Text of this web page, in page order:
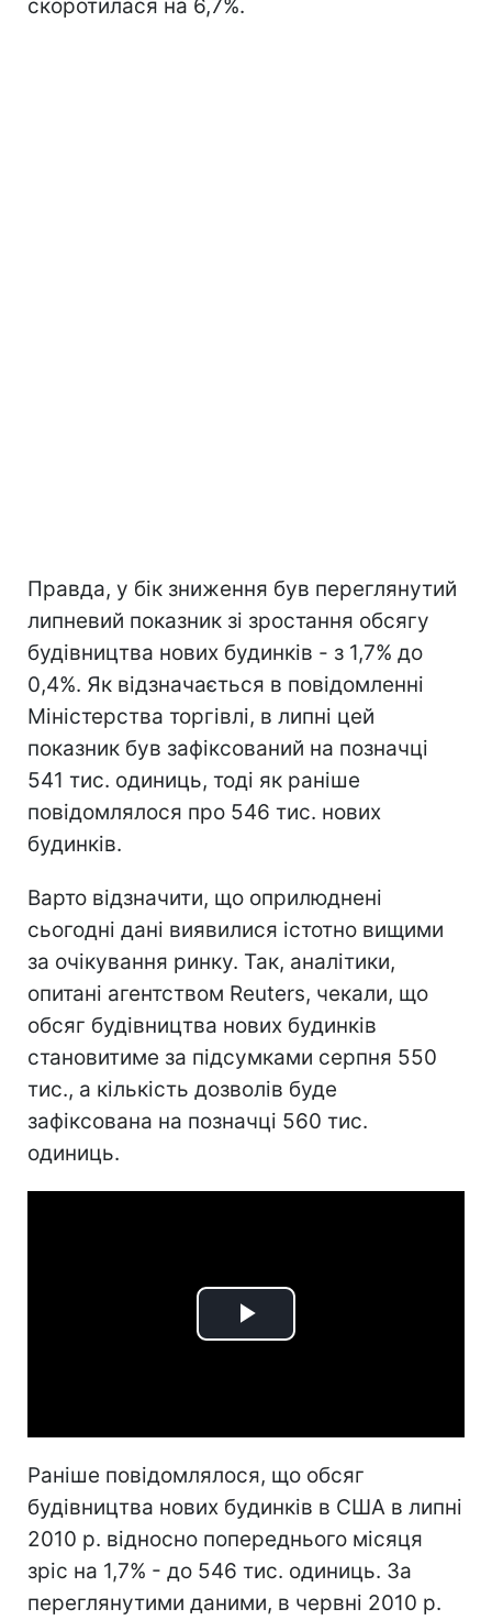
скоротилася на 6,7%.
Правда, у бік зниження був переглянутий
липневий показник зі зростання обсягу
будівництва нових будинків - з 1,7% до
0,4%. Як відзначається в повідомленні
Міністерства торгівлі, в липні цей
показник був зафіксований на позначці
541 тис. одиниць, тоді як раніше
повідомлялося про 546 тис. нових
будинків.
Варто відзначити, що оприлюднені
сьогодні дані виявилися істотно вищими
за очікування ринку. Так, аналітики,
опитані агентством Reuters, чекали, що
обсяг будівництва нових будинків
становитиме за підсумками серпня 550
тис., а кількість дозволів буде
зафіксована на позначці 560 тис.
одиниць.
Play
Раніше повідомлялося, що обсяг
будівництва нових будинків в США в липні
2010 р. відносно попереднього місяця
зріс на 1,7% - до 546 тис. одиниць. За
переглянутими даними, в червні 2010 р.